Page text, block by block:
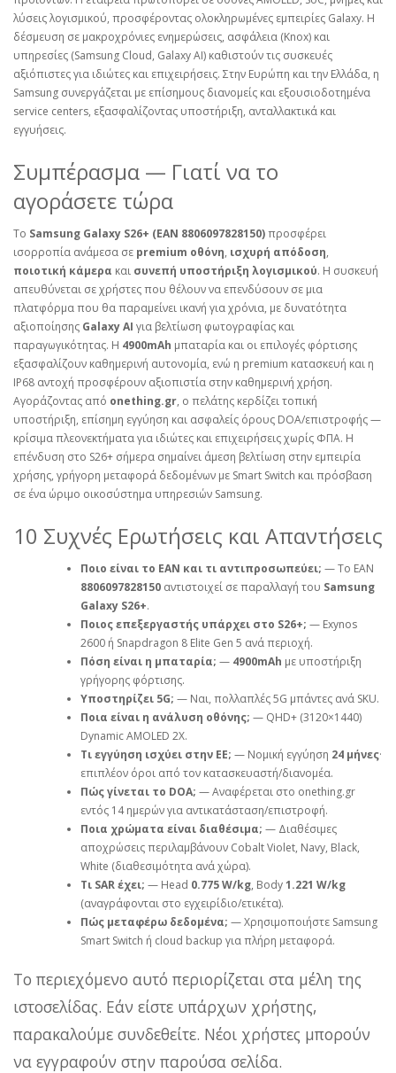
λύσεις λογισμικού, προσφέροντας ολοκληρωμένες εμπειρίες Galaxy. Η
δέσμευση σε μακροχρόνιες ενημερώσεις, ασφάλεια (Knox) και
υπηρεσίες (Samsung Cloud, Galaxy AI) καθιστούν τις συσκευές
αξιόπιστες για ιδιώτες και επιχειρήσεις. Στην Ευρώπη και την Ελλάδα, η
Samsung συνεργάζεται με επίσημους διανομείς και εξουσιοδοτημένα
service centers, εξασφαλίζοντας υποστήριξη, ανταλλακτικά και
εγγυήσεις.
Συμπέρασμα — Γιατί να το
αγοράσετε τώρα
Το Samsung Galaxy S26+ (EAN 8806097828150)προσφέρει
ισορροπία ανάμεσα σε premium οθόνη, ισχυρή απόδοση,
ποιοτική κάμερα και συνεπή υποστήριξη λογισμικού. Η συσκευή
απευθύνεται σε χρήστες που θέλουν να επενδύσουν σε μια
πλατφόρμα που θα παραμείνει ικανή για χρόνια, με δυνατότητα
αξιοποίησης Galaxy AI για βελτίωση φωτογραφίας και
παραγωγικότητας. Η 4900mAh μπαταρία και οι επιλογές φόρτισης
εξασφαλίζουν καθημερινή αυτονομία, ενώ η premium κατασκευή και η
IP68 αντοχή προσφέρουν αξιοπιστία στην καθημερινή χρήση.
Αγοράζοντας από onething.gr, ο πελάτης κερδίζει τοπική
υποστήριξη, επίσημη εγγύηση και ασφαλείς όρους DOA/επιστροφής —
κρίσιμα πλεονεκτήματα για ιδιώτες και επιχειρήσεις χωρίς ΦΠΑ. Η
επένδυση στο S26+ σήμερα σημαίνει άμεση βελτίωση στην εμπειρία
χρήσης, γρήγορη μεταφορά δεδομένων με Smart Switch και πρόσβαση
σε ένα ώριμο οικοσύστημα υπηρεσιών Samsung.
10 Συχνές Ερωτήσεις και Απαντήσεις
Ποιο είναι το EAN και τι αντιπροσωπεύει; — Το EAN
8806097828150 αντιστοιχεί σε παραλλαγή του Samsung
Galaxy S26+.
Ποιος επεξεργαστής υπάρχει στο S26+; — Exynos
2600 ή Snapdragon 8 Elite Gen 5 ανά περιοχή.
Πόση είναι η μπαταρία; — 4900mAh με υποστήριξη
γρήγορης φόρτισης.
Υποστηρίζει 5G; — Ναι, πολλαπλές 5G μπάντες ανά SKU.
Ποια είναι η ανάλυση οθόνης; — QHD+ (3120×1440)
Dynamic AMOLED 2X.
Τι εγγύηση ισχύει στην ΕΕ; — Νομική εγγύηση 24 μήνες·
επιπλέον όροι από τον κατασκευαστή/διανομέα.
Πώς γίνεται το DOA; — Αναφέρεται στο onething.gr
εντός 14 ημερών για αντικατάσταση/επιστροφή.
Ποια χρώματα είναι διαθέσιμα; — Διαθέσιμες
αποχρώσεις περιλαμβάνουν Cobalt Violet, Navy, Black,
White (διαθεσιμότητα ανά χώρα).
Τι SAR έχει; — Head 0.775 W/kg, Body1.221 W/kg
(αναγράφονται στο εγχειρίδιο/ετικέτα).
Πώς μεταφέρω δεδομένα; — Χρησιμοποιήστε Samsung
Smart Switch ή cloud backup για πλήρη μεταφορά.
Το περιεχόμενο αυτό περιορίζεται στα μέλη της
ιστοσελίδας. Εάν είστε υπάρχων χρήστης,
παρακαλούμε συνδεθείτε. Νέοι χρήστες μπορούν
να εγγραφούν στην παρούσα σελίδα.